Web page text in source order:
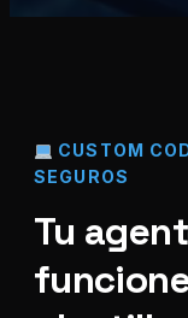
CUSTOM
SEGUROS
Tu